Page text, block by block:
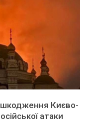
Києво-
атаки